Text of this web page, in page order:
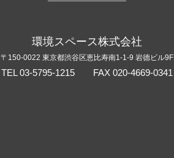
環境スペース株式会社
〒150-0022 東京都渋谷区恵比寿南1-1-9 岩德ビル9F
TEL 03-5795-1215 FAX 020-4669-0341